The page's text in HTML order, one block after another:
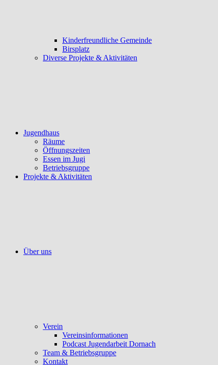
Kinderfreundliche Gemeinde
Birsplatz
Diverse Projekte & Aktivitäten
Jugendhaus
Räume
Öffnungszeiten
Essen im Jugi
Betriebsgruppe
Projekte & Aktivitäten
Über uns
Verein
Vereinsinformationen
Podcast Jugendarbeit Dornach
Team & Betriebsgruppe
Kontakt